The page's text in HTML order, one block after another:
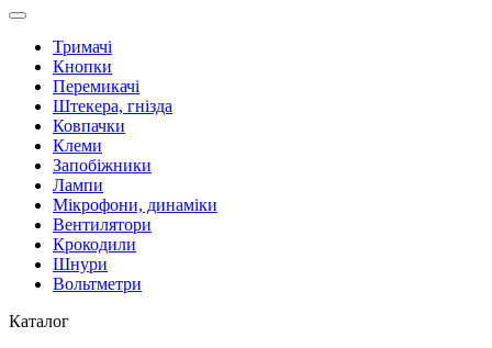
Тримачі
Кнопки
Перемикачі
Штекера, гнізда
Ковпачки
Клеми
Запобіжники
Лампи
Мікрофони, динаміки
Вентилятори
Крокодили
Шнури
Вольтметри
Каталог